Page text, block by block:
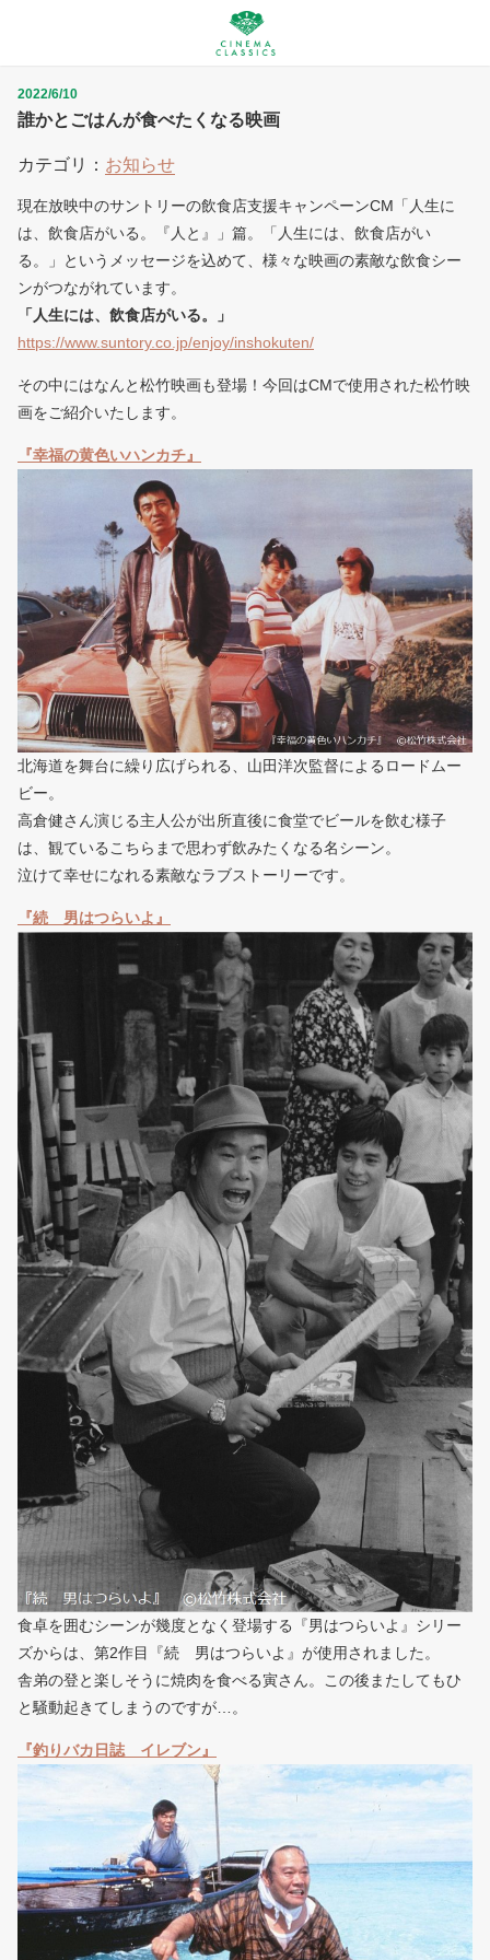
誰かとごはんが食べたくなる映画
2022/6/10
カテゴリ： お知らせ
現在放映中のサントリーの飲食店支援キャンペーンCM「人生に
は、飲食店がいる。『人と』」篇。「人生には、飲食店がい
る。」というメッセージを込めて、様々な映画の素敵な飲食シー
ンがつながれています。
「人生には、飲食店がいる。」
https://www.suntory.co.jp/enjoy/inshokuten/
その中にはなんと松竹映画も登場！今回はCMで使用された松竹映
画をご紹介いたします。
『幸福の黄色いハンカチ』
北海道を舞台に繰り広げられる、山田洋次監督によるロードムー
ビー。
高倉健さん演じる主人公が出所直後に食堂でビールを飲む様子
は、観ているこちらまで思わず飲みたくなる名シーン。
泣けて幸せになれる素敵なラブストーリーです。
『続 男はつらいよ』
食卓を囲むシーンが幾度となく登場する『男はつらいよ』シリー
ズからは、第2作目『続 男はつらいよ』が使用されました。
舎弟の登と楽しそうに焼肉を食べる寅さん。この後またしてもひ
と騒動起きてしまうのですが…。
『釣りバカ日誌 イレブン』